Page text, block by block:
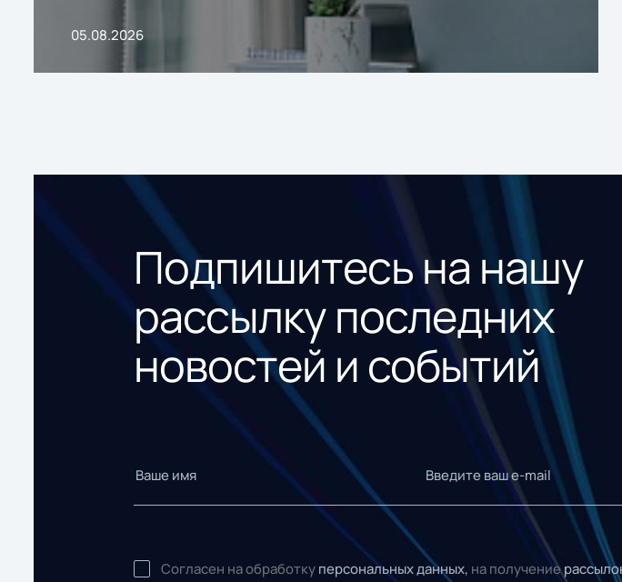
05.08.2026
Подпишитесь на нашу
рассылку последних
новостей и событий
Согласен на обработку персональных данных, на получение